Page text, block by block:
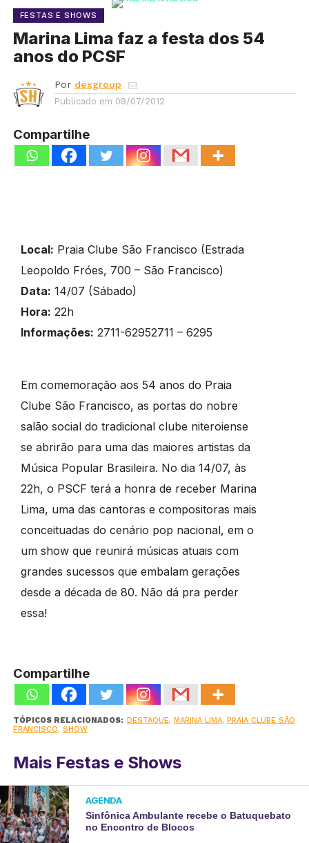
FESTAS E SHOWS
Marina Lima faz a festa dos 54
anos do PCSF
Por dexgroup
Publicado em 09/07/2012
Compartilhe
Local: Praia Clube São Francisco (Estrada
Leopoldo Fróes, 700 – São Francisco)
Data: 14/07 (Sábado)
Hora: 22h
Informações: 2711-62952711 – 6295
Em comemoração aos 54 anos do Praia
Clube São Francisco, as portas do nobre
salão social do tradicional clube niteroiense
se abrirão para uma das maiores artistas da
Música Popular Brasileira. No dia 14/07, às
22h, o PSCF terá a honra de receber Marina
Lima, uma das cantoras e compositoras mais
conceituadas do cenário pop nacional, em o
um show que reunirá músicas atuais com
grandes sucessos que embalam gerações
desde a década de 80. Não dá pra perder
essa!
Compartilhe
TÓPICOS RELACIONADOS: DESTAQUE, MARINA LIMA, PRAIA CLUBE SÃO
FRANCISCO, SHOW
Mais Festas e Shows
AGENDA
Sinfônica Ambulante recebe o Batuquebato
no Encontro de Blocos